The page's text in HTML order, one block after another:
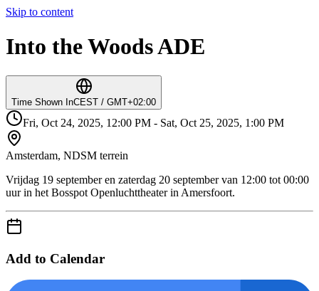
Skip to content
Into the Woods ADE
Time Shown InCEST / GMT+02:00
Fri, Oct 24, 2025, 12:00 PM - Sat, Oct 25, 2025, 1:00 PM
Amsterdam, NDSM terrein
Vrijdag 19 september en zaterdag 20 september van 12:00 tot 00:00
uur in het Bosspot Openluchttheater in Amersfoort.
Add to Calendar